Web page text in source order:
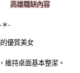
高雄職缺內容
＊-
優質美女
維持桌面基本整潔。